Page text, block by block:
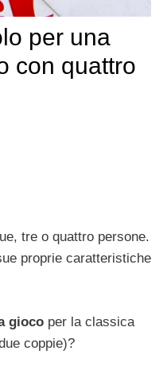
per una
con quattro
tre o quattro persone.
proprie caratteristiche
gioco per la classica
coppie)?